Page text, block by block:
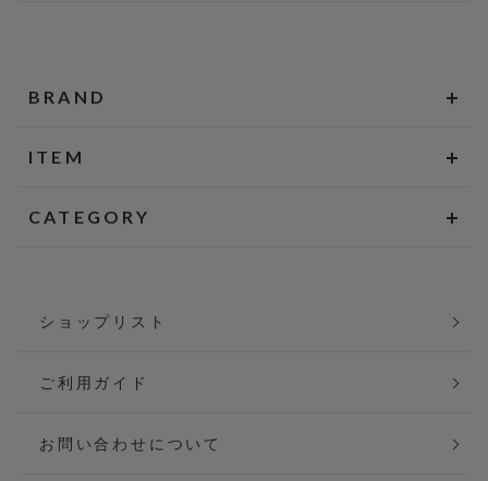
BRAND
ITEM
CATEGORY
ショップリスト
ご利用ガイド
お問い合わせについて